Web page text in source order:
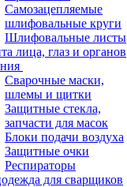
Самозацепляемые
шлифовальные круги
Шлифовальные листы
лица, глаз и органов
Сварочные маски,
шлемы и щитки
Защитные стекла,
запчасти для масок
Блоки подачи воздуха
Защитные очки
Респираторы
для сварщиков